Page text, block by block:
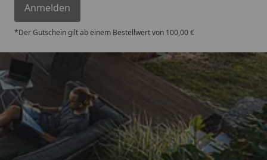
Anmelden
*Der Gutschein gilt ab einem Bestellwert von 100,00 €
Versand